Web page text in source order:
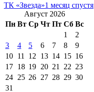
ТК «Звезда»1 месяц спустя
Август 2026
Пн Вт Ср Чт Пт Сб Вс
1
2
3
4 5 6 7 8
9
10 11 12 13 14 15 16
17 18 19 20 21 22 23
24 25 26 27 28 29 30
31